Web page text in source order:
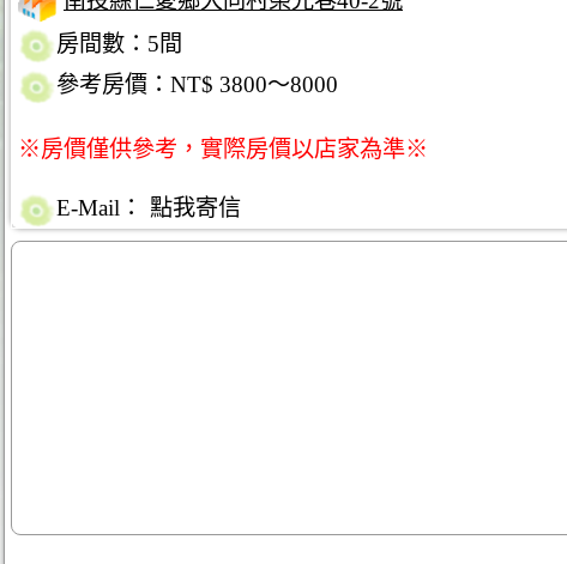
房間數：5間
參考房價：NT$ 3800～8000
※房價僅供參考，實際房價以店家為準※
E-Mail： 點我寄信